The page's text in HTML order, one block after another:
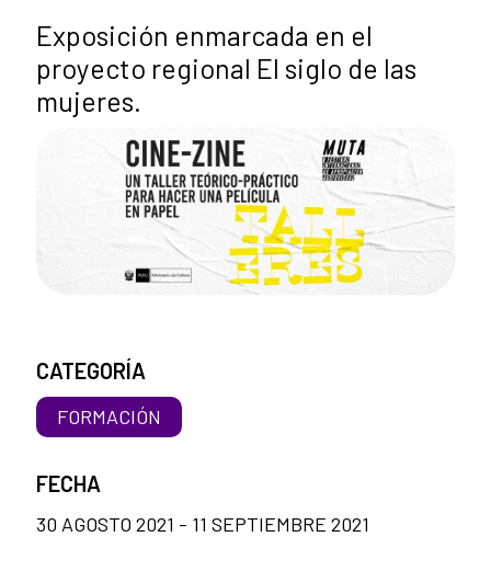
Exposición enmarcada en el
proyecto regional El siglo de las
mujeres.
CATEGORÍA
FORMACIÓN
FECHA
30 AGOSTO 2021 - 11 SEPTIEMBRE 2021